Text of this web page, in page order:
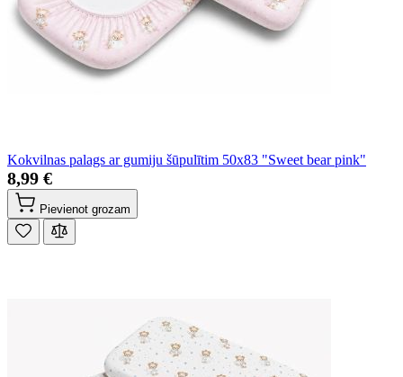
Kokvilnas palags ar gumiju šūpulītim 50x83 "Sweet bear pink"
8,99 €
Pievienot grozam